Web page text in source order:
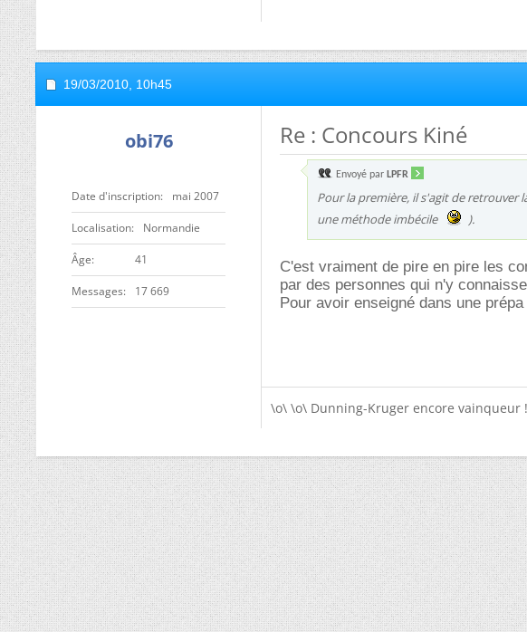
19/03/2010, 10h45
obi76
Date d'inscription mai 2007
Localisation Normandie
ge 41
Messages 17 669
Re : Concours Kiné
Envoyé par LPFR
Pour la première, il s'agit de retrouver
une méthode imbécile
).
C'est vraiment de pire en pire les
par des personnes qui n'y
Pour avoir enseigné dans une
\o\ \o\ Dunning-Kruger encore vainqueur